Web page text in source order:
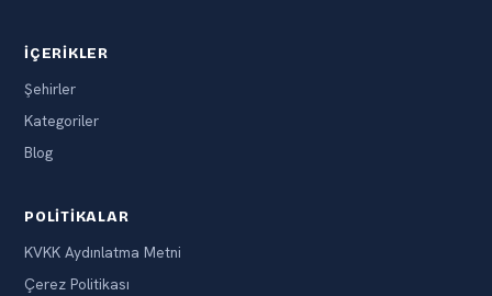
İÇERIKLER
Şehirler
Kategoriler
Blog
POLITIKALAR
KVKK Aydınlatma Metni
Çerez Politikası